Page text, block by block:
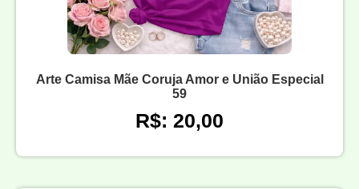
Arte Camisa Mãe Coruja Amor e União Especial
59
R$: 20,00